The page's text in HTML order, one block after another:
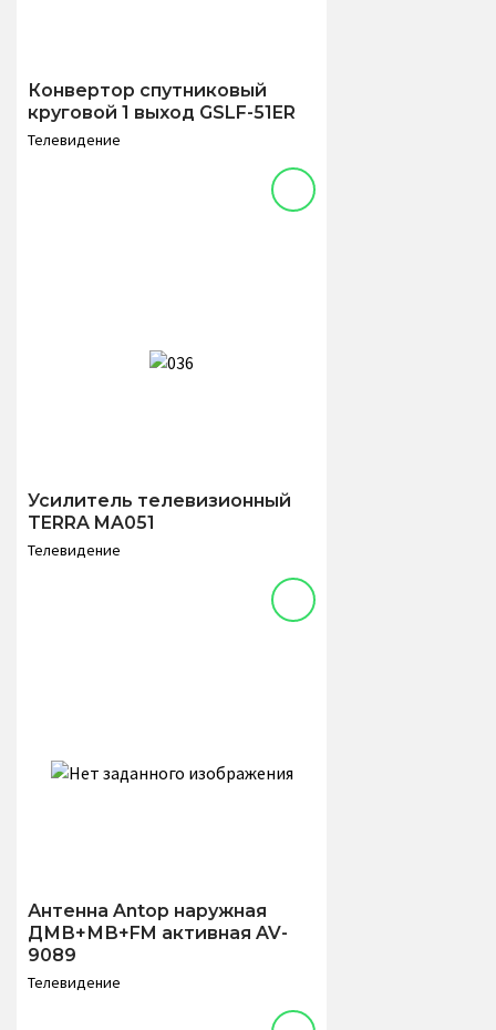
Конвертор спутниковый
круговой 1 выход GSLF-51ER
Телевидение
Усилитель телевизионный
TERRA MA051
Телевидение
Антенна Antop наружная
ДМВ+МВ+FM активная AV-
9089
Телевидение